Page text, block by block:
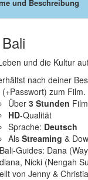
und Beschreibung
und die Kultur
nach deiner
(+Passwort) zum Film.
Über 3 Stunden
HD-Qualität
Sprache: Deutsch
Als Streaming &
Guides: Dana
Nicki (Nengah
von Jenny &